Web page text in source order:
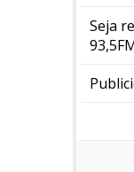
Seja